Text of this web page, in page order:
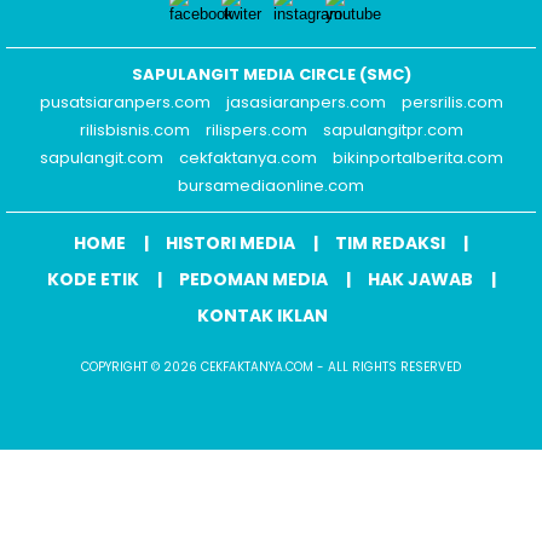
SAPULANGIT MEDIA CIRCLE (SMC)
pusatsiaranpers.com
jasasiaranpers.com
persrilis.com
rilisbisnis.com
rilispers.com
sapulangitpr.com
sapulangit.com
cekfaktanya.com
bikinportalberita.com
bursamediaonline.com
HOME HISTORI MEDIA
TIM REDAKSI
KODE ETIK
PEDOMAN MEDIA
HAK JAWAB
KONTAK IKLAN
COPYRIGHT © 2026 CEKFAKTANYA.COM - ALL RIGHTS RESERVED